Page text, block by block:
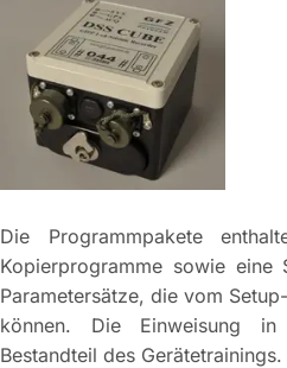
Die Programmpakete
Kopierprogramme sowie eine
Parametersätze, die vom
können. Die Einweisung
Bestandteil des Gerätetrainings.